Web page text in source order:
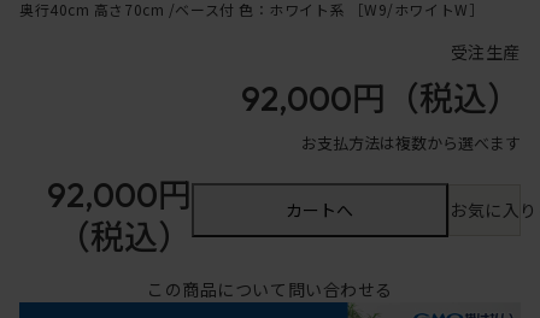
奥行40cm 高さ70cm /ベース付 色：ホワイト系 ［W9/ホワイトW］
受注生産
92,000円 （税込）
お支払方法は複数から選べます
92,000円
（税込）
カートへ お気に入
この商品について問い合わせる